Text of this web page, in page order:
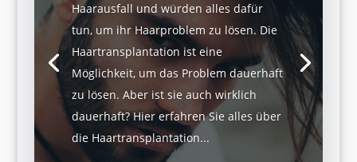
Haarausfall und würden alles dafür
tun, um ihr Haarproblem zu lösen. Die
Haartransplantation ist eine
Möglichkeit, um das Problem dauerhaft
zu lösen. Aber ist sie auch wirklich
dauerhaft? Hier erfahren Sie alles über
die Haartransplantation...